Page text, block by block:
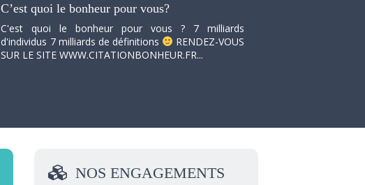
C’est quoi le bonheur pour vous?
C'est quoi le bonheur pour vous ? 7 milliards
d'individus 7 milliards de définitions
RENDEZ-VOUS
SUR LE SITE WWW.CITATIONBONHEUR.FR...
NOS ENGAGEMENTS